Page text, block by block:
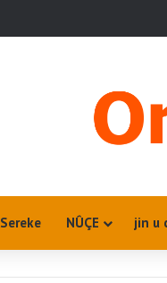
Sereke NÛÇE jin u